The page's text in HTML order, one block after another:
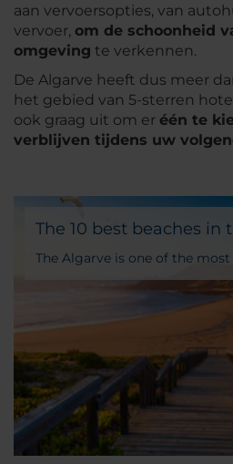
aan vervoersopties, van
vervoer, om de schoonheid
omgeving te verkennen.
De Algarve heeft dus meer
het gebied van 5-sterren
ook graag uit om er één te
verblijven tijdens uw
The 10 best beaches in
The Algarve is one of the
destinations in Portugal. This
the country has a large
most representative city is
makes people fall in love with it
Discover the best beaches in
travel guide!